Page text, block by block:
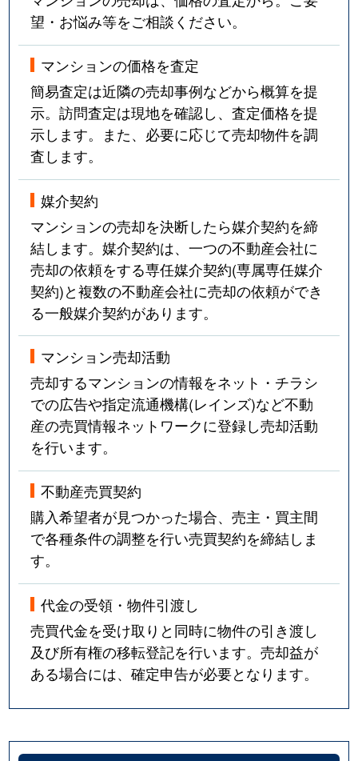
望・お悩み等をご相談ください。
マンションの価格を査定
簡易査定は近隣の売却事例などから概算を提
示。訪問査定は現地を確認し、査定価格を提
示します。また、必要に応じて売却物件を調
査します。
媒介契約
マンションの売却を決断したら媒介契約を締
結します。媒介契約は、一つの不動産会社に
売却の依頼をする専任媒介契約(専属専任媒介
契約)と複数の不動産会社に売却の依頼ができ
る一般媒介契約があります。
マンション売却活動
売却するマンションの情報をネット・チラシ
での広告や指定流通機構(レインズ)など不動
産の売買情報ネットワークに登録し売却活動
を行います。
不動産売買契約
購入希望者が見つかった場合、売主・買主間
で各種条件の調整を行い売買契約を締結しま
す。
代金の受領・物件引渡し
売買代金を受け取りと同時に物件の引き渡し
及び所有権の移転登記を行います。売却益が
ある場合には、確定申告が必要となります。